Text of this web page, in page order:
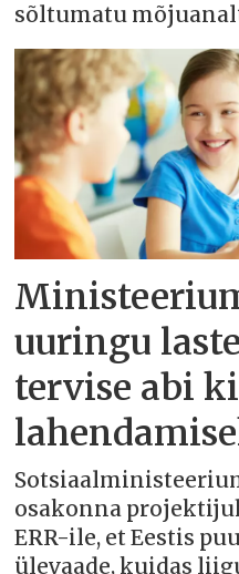
sõltumatu
uuringu
tervise abi
osakonna
ERR-ile, et Eestis
ülevaade, kuidas